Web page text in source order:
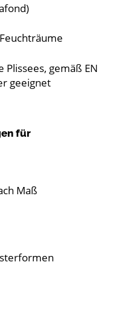
gemäß EN
geeignet
für
Maß